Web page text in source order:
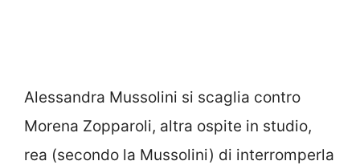
Alessandra Mussolini si scaglia contro
Morena Zopparoli, altra ospite in studio,
rea (secondo la Mussolini) di interromperla